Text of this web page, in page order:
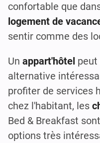
confortable que
logement de
sentir comme des
Un appart'hôtel peut
alternative
profiter de services
chez l'habitant, les
Bed & Breakfast
options très